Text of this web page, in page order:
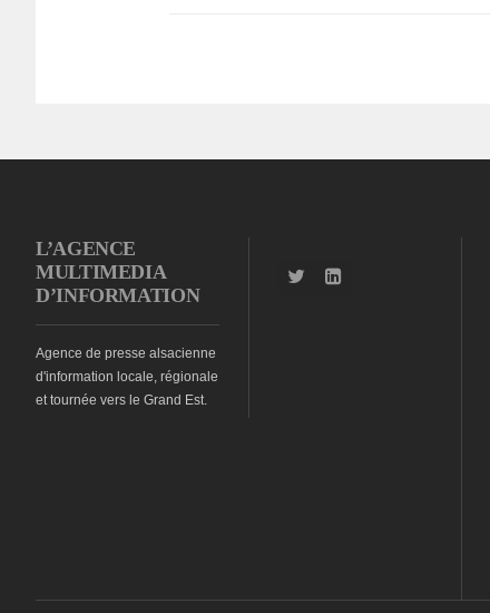
L’AGENCE
MULTIMEDIA
D’INFORMATION
Agence de presse alsacienne
d'information locale, régionale
et tournée vers le Grand Est.